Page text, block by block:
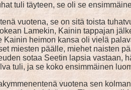
tuli täyteen, se oli se
vuotena, se on sitä toista
Lamekin, Kainin tappajan
heimon kansa oli vielä
miesten päälle, miehet naisten
sotaa Seetin lapsia
tuli, ja se koko ensimmäinen
vuotena sen